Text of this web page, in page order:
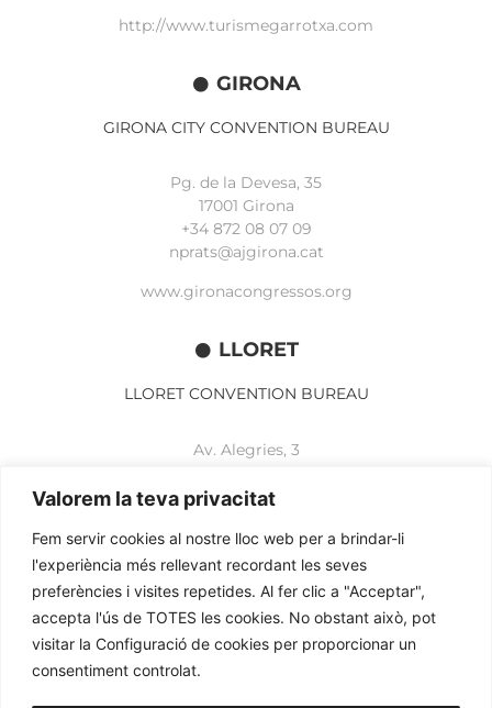
Valorem la teva privacitat
Fem servir cookies al nostre lloc web per a brindar-li
l'experiència més rellevant recordant les seves
preferències i visites repetides. Al fer clic a "Acceptar",
accepta l'ús de TOTES les cookies. No obstant això, pot
visitar la Configuració de cookies per proporcionar un
consentiment controlat.
http://www.turismegarrotxa.com
GIRONA
GIRONA CITY CONVENTION BUREAU
Pg. de la Devesa, 35
17001 Girona
+34 872 08 07 09
nprats@ajgirona.cat
www.gironacongressos.org
LLORET
LLORET CONVENTION BUREAU
Av. Alegries, 3
+34 972 365 788
www.lloretcb.org
Avertissement juridique
Politique de confidentialité
Politique de cookies